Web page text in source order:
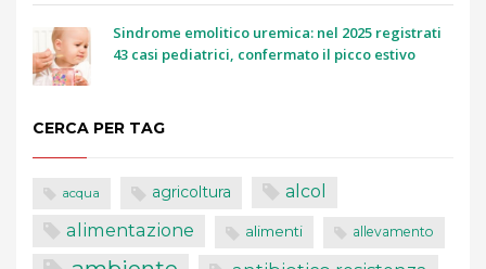
Sindrome emolitico uremica: nel 2025 registrati
43 casi pediatrici, confermato il picco estivo
CERCA PER TAG
acqua agricoltura alcol
alimentazione alimenti allevamento